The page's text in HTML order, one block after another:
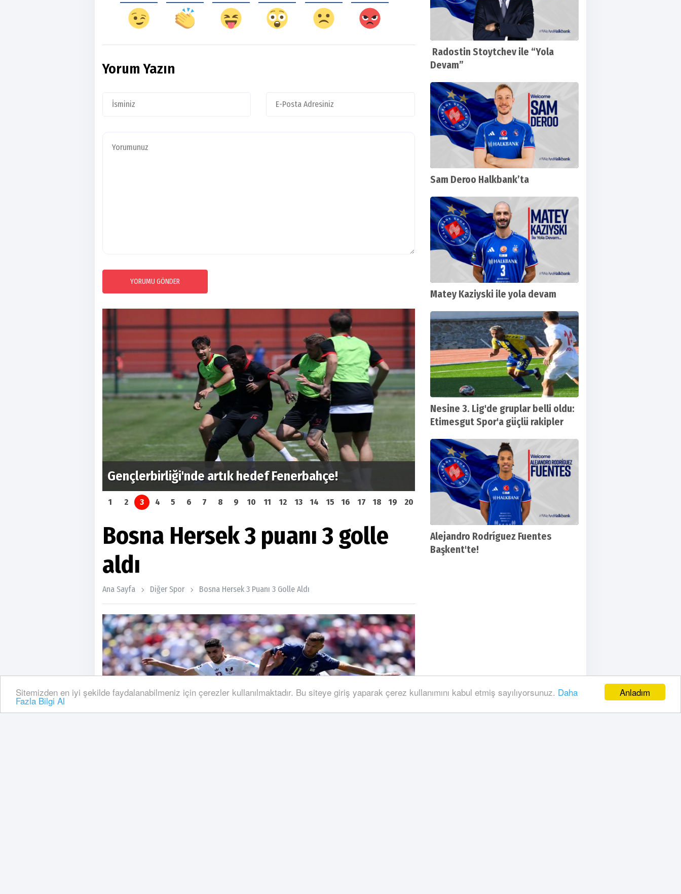
Anladım
Sitemizden en iyi şekilde faydalanabilmeniz için çerezler kullanılmaktadır. Bu siteye giriş yaparak çerez kullanımını kabul etmiş sayılıyorsunuz. Daha
Fazla Bilgi Al
Yorum Yazın
YORUMU GÖNDER
Gençlerbirliği'nde artık hedef Fenerbahçe! Zeren Spor'dan 3 oyuncu Ankara'ya indi
1 2 3 4 5 6 7 8 9 10 11 12 13 14 15 16 17 18 19 20
Bosna Hersek 3 puanı 3 golle
aldı
Ana Sayfa Diğer Spor Bosna Hersek 3 Puanı 3 Golle Aldı
Radostin Stoytchev ile “Yola
Devam”
Sam Deroo Halkbank’ta
Matey Kaziyski ile yola devam
Nesine 3. Lig'de gruplar belli oldu:
Etimesgut Spor'a güçlü rakipler
Alejandro Rodríguez Fuentes
Başkent'te!